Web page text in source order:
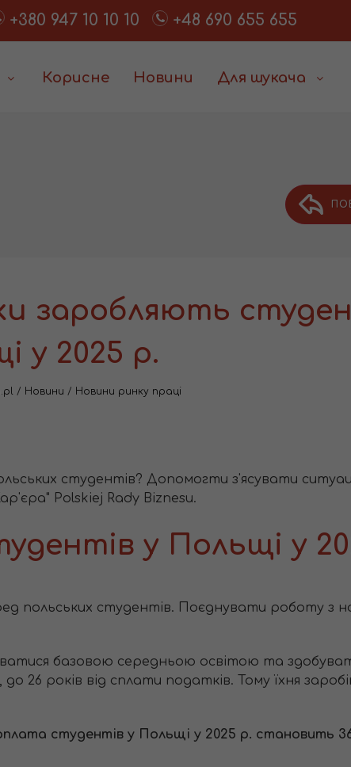
+380 947 10 10 10 +48 690 655 655
Корисне Новини Для шукача
заробляють
у 2025 р.
/ Новини / Новини ринку праці
студентів? Допомогти з'ясувати
Polskiej Rady Biznesu.
у Польщі у
польських студентів. Поєднувати роботу з
базовою середньою освітою та здобувати
до 26 років від сплати податків. Тому їхня
студентів у Польщі у 2025 р. становить